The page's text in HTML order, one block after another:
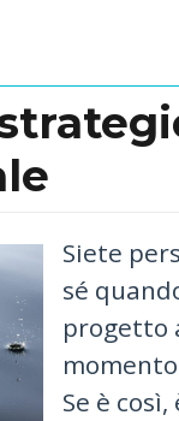
Siete
sé
progetto
Se è